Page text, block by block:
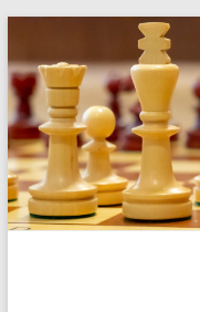
springen